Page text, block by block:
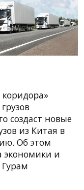
создаст новые
из Китая в
Об этом
экономики и